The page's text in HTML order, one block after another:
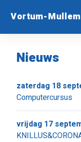
Vortum-
Nieuws
Computercursus
zaterdag 18
vrijdag 17